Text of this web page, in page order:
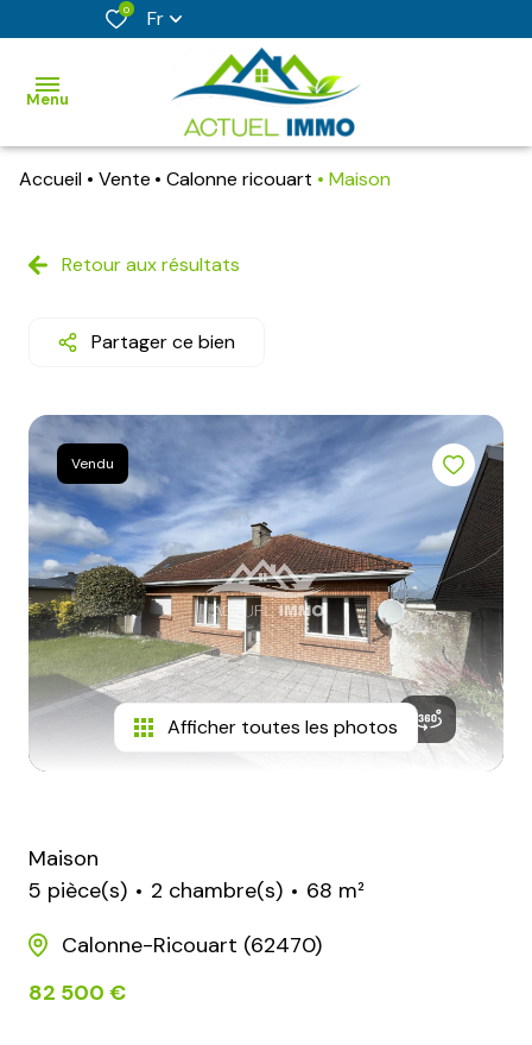
0 Fr
Menu
acheter
son
bien
nos
conseillers
contact
Accueil Vente Calonne ricouart Maison
Retour aux résultats
Partager ce bien
Vendu
Afficher toutes les photos
Maison
5 pièce(s)
2 chambre(s)
68 m²
Calonne-Ricouart (62470)
82 500 €